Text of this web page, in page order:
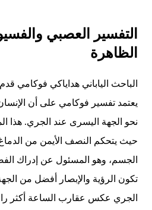
التفسير العصبي
الظاهرة
الباحث الياباني هداياكي فوكامي
يعتمد تفسير فوكامي على أن
نحو الجهة اليسرى عند الجري. هذا
حيث يتحكم النصف الأيمن من
الجسم، وهو المسئول عن إدراك
تكون الرؤية والإبصار أفضل من
الجري عكس عقارب الساعة أكثر